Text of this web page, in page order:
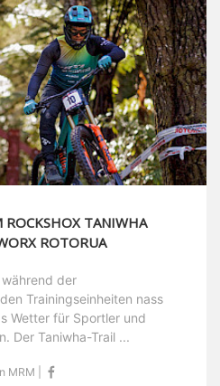
TANIWHA
ROTORUA
der
Trainingseinheiten nass
Wetter für Sportler und
Der Taniwha-Trail ...
MRM |